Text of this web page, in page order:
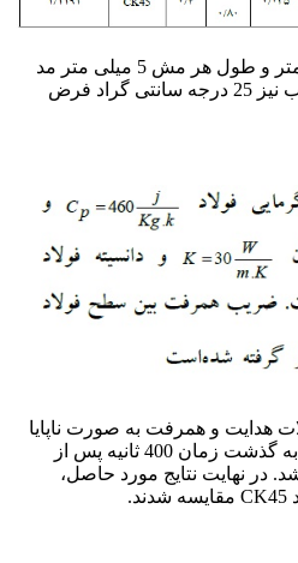
ابعاد قطعه 10×10×10 سانتی متر و طول هر مش 5 میلی متر مد
نظر قرار گرفت. دمای اولیه آب نیز 25 درجه سانتی گراد فرض
هدایت و همرفت به صورت ناپایا
بوده. و تغییرات دمایی مربوط به گذشت زمان 400 ثانیه پس از
در نهایت نتایج مورد حاصل،